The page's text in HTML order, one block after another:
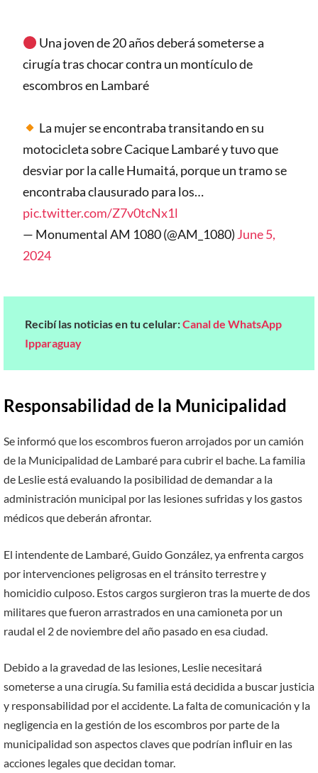
Una joven de 20 años deberá someterse a
cirugía tras chocar contra un montículo de
escombros en Lambaré
La mujer se encontraba transitando en su
motocicleta sobre Cacique Lambaré y tuvo que
desviar por la calle Humaitá, porque un tramo se
encontraba clausurado para los…
pic.twitter.com/Z7v0tcNx1l
— Monumental AM 1080 (@AM_1080) June 5,
2024
Recibí las noticias en tu celular:Canal de WhatsApp
Ipparaguay
Responsabilidad de la Municipalidad
Se informó que los escombros fueron arrojados por un camión
de la Municipalidad de Lambaré para cubrir el bache. La familia
de Leslie está evaluando la posibilidad de demandar a la
administración municipal por las lesiones sufridas y los gastos
médicos que deberán afrontar.
El intendente de Lambaré, Guido González, ya enfrenta cargos
por intervenciones peligrosas en el tránsito terrestre y
homicidio culposo. Estos cargos surgieron tras la muerte de dos
militares que fueron arrastrados en una camioneta por un
raudal el 2 de noviembre del año pasado en esa ciudad.
Debido a la gravedad de las lesiones, Leslie necesitará
someterse a una cirugía. Su familia está decidida a buscar justicia
y responsabilidad por el accidente. La falta de comunicación y la
negligencia en la gestión de los escombros por parte de la
municipalidad son aspectos claves que podrían influir en las
acciones legales que decidan tomar.